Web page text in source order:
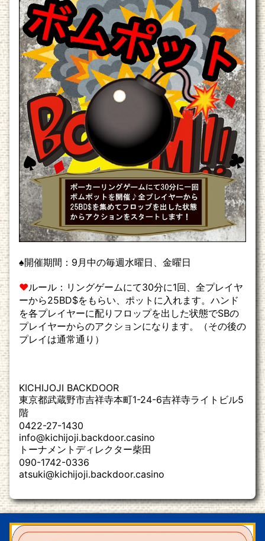
♠開催期間：9月中の毎週水曜日、金曜日
♥ルール：リングゲームにて30分に1回、全プレイヤ
ーから25BD$をもらい、ポットに入れます。ハンド
を各プレイヤーに配りフロップを出した状態でSBの
プレイヤーからのアクションになります。（その後の
プレイは通常通り）
KICHIJOJI BACKDOOR
東京都武蔵野市吉祥寺本町1-24-6吉祥寺ライトビル5
階
0422-27-1430
info@kichijoji.backdoor.casino
トーナメントディレクター柴田
090-1742-0336
atsuki@kichijoji.backdoor.casino